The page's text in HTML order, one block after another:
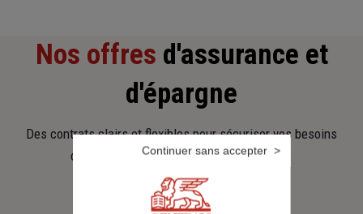
Nos offres d'assurance et
d'épargne
Des contrats clairs et flexibles pour sécuriser vos besoins
d’aujourd’hui et anticiper ceux de demain.
Continuer sans accepter